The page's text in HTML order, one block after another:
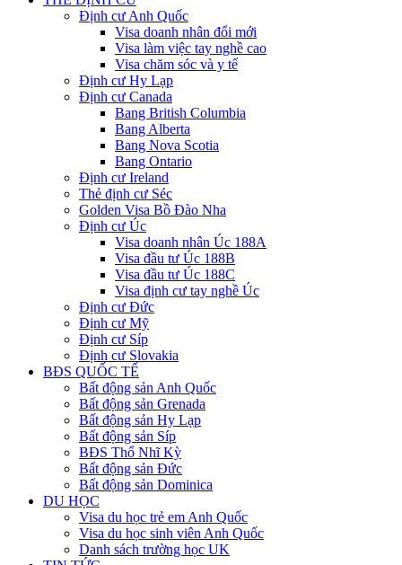
Định cư Anh Quốc
Visa doanh nhân đổi mới
Visa làm việc tay nghề cao
Visa chăm sóc và y tế
Định cư Hy Lạp
Định cư Canada
Bang British Columbia
Bang Alberta
Bang Nova Scotia
Bang Ontario
Định cư Ireland
Thẻ định cư Séc
Golden Visa Bồ Đào Nha
Định cư Úc
Visa doanh nhân Úc 188A
Visa đầu tư Úc 188B
Visa đầu tư Úc 188C
Visa định cư tay nghề Úc
Định cư Đức
Định cư Mỹ
Định cư Síp
Định cư Slovakia
BĐS QUỐC TẾ
Bất động sản Anh Quốc
Bất động sản Grenada
Bất động sản Hy Lạp
Bất động sản Síp
BĐS Thổ Nhĩ Kỳ
Bất động sản Đức
Bất động sản Dominica
DU HỌC
Visa du học trẻ em Anh Quốc
Visa du học sinh viên Anh Quốc
Danh sách trường học UK